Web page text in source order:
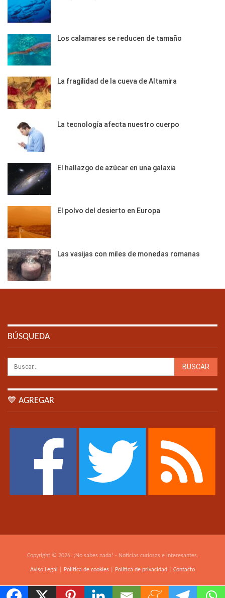
Los calamares se reducen de tamaño
La fragilidad de la cueva de Altamira
La tecnología afecta nuestro cuerpo
El hallazgo de azúcar en una galaxia
El polvo del desierto en Europa
Las vasijas con miles de monedas romanas
BÚSQUEDA
💙 AGREGAR
Copyright © 2026. ¡No sabes nada! - Noticias curiosas e interesantes.
Aviso Legal Política de cookies Política de privacidad Contacto